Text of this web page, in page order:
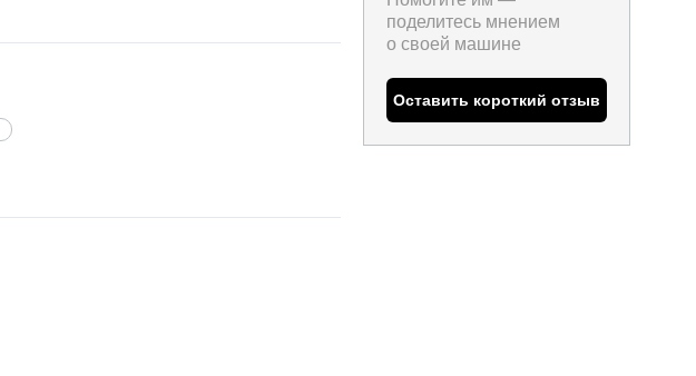
поделитесь мнением
о своей машине
Оставить короткий отзыв